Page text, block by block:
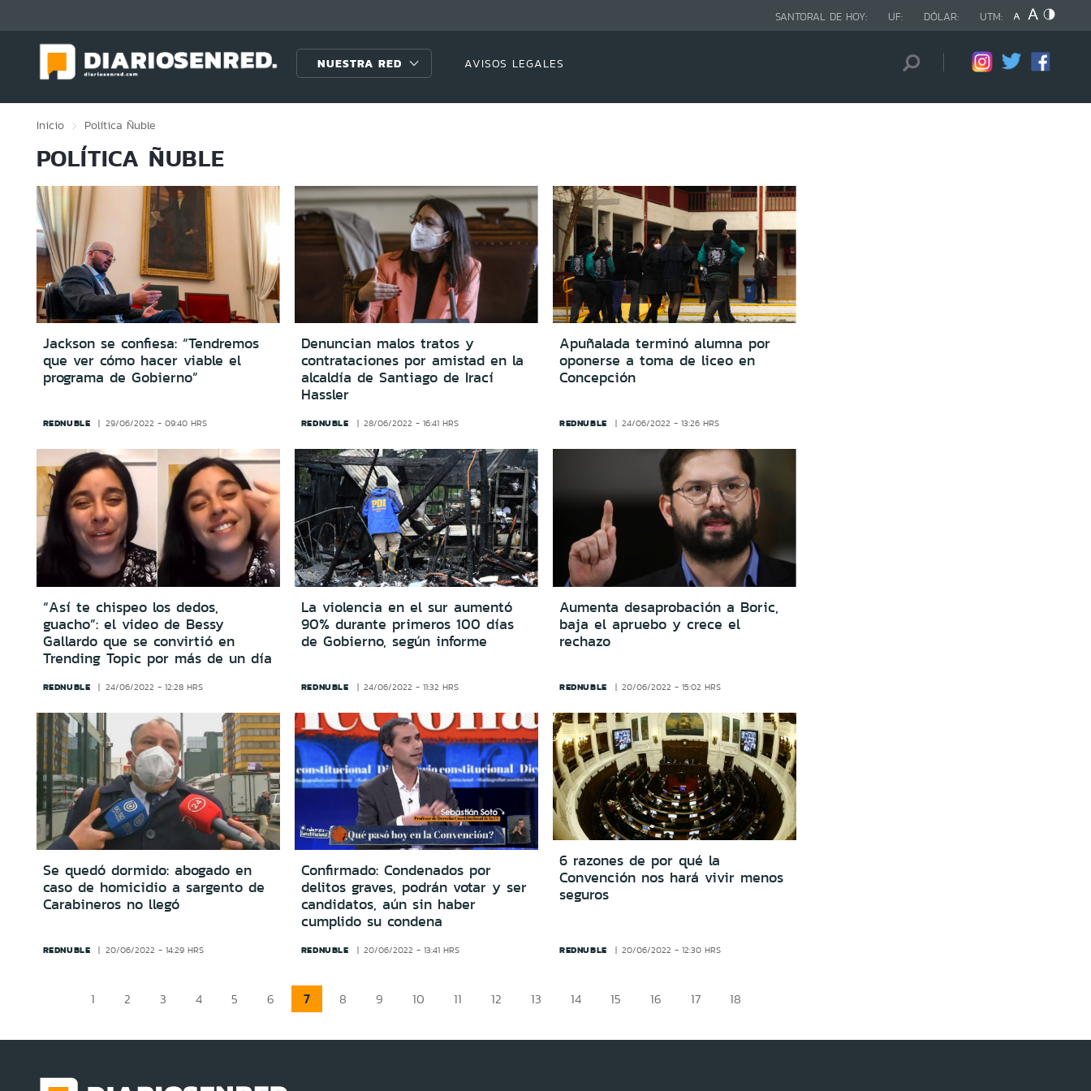
SANTORAL DE HOY: UF: DÓLAR: UTM:
NUESTRA RED AVISOS LEGALES
Inicio Política Ñuble
POLÍTICA ÑUBLE
Jackson se confiesa: “Tendremos
que ver cómo hacer viable el
programa de Gobierno”
REDNUBLE 29/06/2022 - 09:40 HRS
Denuncian malos tratos y
contrataciones por amistad en la
alcaldía de Santiago de Irací
Hassler
REDNUBLE 28/06/2022 - 16:41 HRS
Apuñalada terminó alumna por
oponerse a toma de liceo en
Concepción
REDNUBLE 24/06/2022 - 13:26 HRS
“Así te chispeo los dedos,
guacho”: el video de Bessy
Gallardo que se convirtió en
Trending Topic por más de un día
REDNUBLE 24/06/2022 - 12:28 HRS
La violencia en el sur aumentó
90% durante primeros 100 días
de Gobierno, según informe
REDNUBLE 24/06/2022 - 11:32 HRS
Aumenta desaprobación a Boric,
baja el apruebo y crece el
rechazo
REDNUBLE 20/06/2022 - 15:02 HRS
Se quedó dormido: abogado en
caso de homicidio a sargento de
Carabineros no llegó
REDNUBLE 20/06/2022 - 14:29 HRS
Confirmado: Condenados por
delitos graves, podrán votar y ser
candidatos, aún sin haber
cumplido su condena
REDNUBLE 20/06/2022 - 13:41 HRS
6 razones de por qué la
Convención nos hará vivir menos
seguros
REDNUBLE 20/06/2022 - 12:30 HRS
1 2 3 4 5 6 7 8 9 10 11 12 13 14 15 16 17 18